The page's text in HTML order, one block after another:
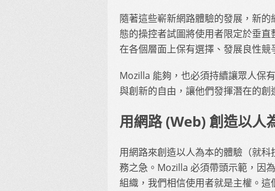
隨著這些嶄新網路體驗的發展，新
態的操控者試圖將使用者限定於垂
在各個層面上保有選擇、發展良性競
Mozilla 能夠，也必須持續讓眾人保
與創新的自由，讓他們發揮潛在的創
用網路 (Web) 創造以人
用網路來創造以人為本的體驗（就
務之急。Mozilla 必須帶頭示範，因
組織，我們相信使用者就是主權。